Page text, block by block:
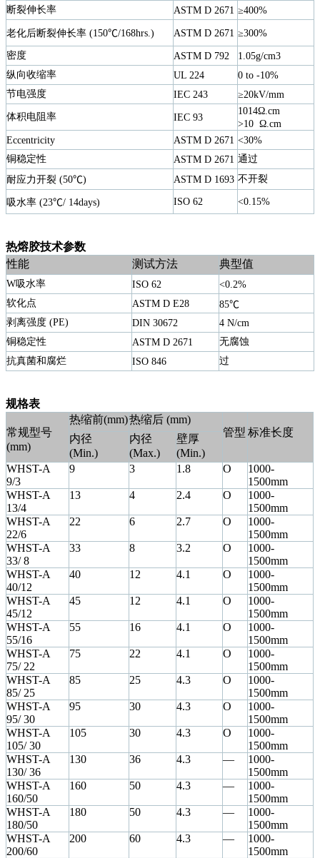
断裂伸长率 ASTM D 2671 ≥400%
老化后断裂伸长率 (150℃/168hrs.) ASTM D 2671 ≥300%
密度 ASTM D 792 1.05g/cm3
纵向收缩率
UL 224
0 to -10%
节电强度
IEC 243 ≥20kV/mm
体积电阻率 IEC 93
1014Ω.cm
>10 Ω.cm
Eccentricity
ASTM D 2671 <30%
铜稳定性
ASTM D 2671 通过
耐应力开裂 (50℃) ASTM D 1693 不开裂
吸水率 (23℃/ 14days) ISO 62 <0.15%
热熔胶技术参数
性能
测试方法 典型值
W吸水率 ISO 62
<0.2%
软化点
ASTM D E28 85℃
剥离强度 (PE) DIN 30672
4 N/cm
铜稳定性
ASTM D 2671
无腐蚀
抗真菌和腐烂
ISO 846 过
规格表
常规型号
(mm)
热缩前(mm)热缩后 (mm)
管型 标准长度
内径
(Min.)
内径
(Max.)
壁厚
(Min.)
WHST-A
9/3
9 3 1.8 O 1000-
1500mm
WHST-A
13/4
13 4 2.4 O 1000-
1500mm
WHST-A
22/6
22 6 2.7 O 1000-
1500mm
WHST-A
33/ 8
33 8 3.2 O 1000-
1500mm
WHST-A
40/12
40 12 4.1 O 1000-
1500mm
WHST-A
45/12
45 12 4.1 O 1000-
1500mm
WHST-A
55/16
55 16 4.1 O 1000-
1500mm
WHST-A
75/ 22
75 22 4.1 O 1000-
1500mm
WHST-A
85/ 25
85 25 4.3 O 1000-
1500mm
WHST-A
95/ 30
95 30 4.3 O 1000-
1500mm
WHST-A
105/ 30
105 30 4.3 O 1000-
1500mm
WHST-A
130/ 36
130 36 4.3 — 1000-
1500mm
WHST-A
160/50
160 50 4.3 — 1000-
1500mm
WHST-A
180/50
180 50 4.3 — 1000-
1500mm
WHST-A
200/60
200 60 4.3 — 1000-
1500mm